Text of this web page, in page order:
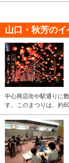
山口・秋芳のイ
中心商店街や駅通りに
す。このまつりは、約